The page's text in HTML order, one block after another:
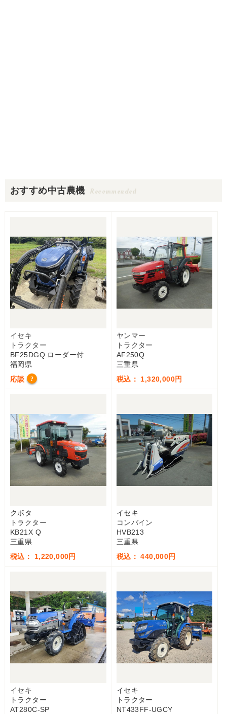
おすすめ中古農機 Recommended
イセキ
トラクター
BF25DGQ ローダー付
福岡県
応談
?
ヤンマー
トラクター
AF250Q
三重県
税込： 1,320,000円
クボタ
トラクター
KB21X Q
三重県
税込： 1,220,000円
イセキ
コンバイン
HVB213
三重県
税込： 440,000円
イセキ
トラクター
AT280C-SP
イセキ
トラクター
NT433FF-UGCY